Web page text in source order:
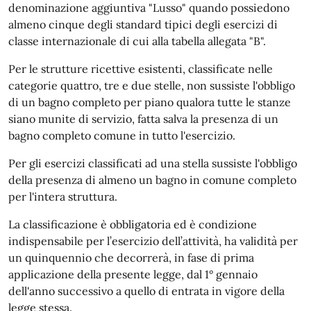
denominazione aggiuntiva "Lusso" quando possiedono
almeno cinque degli standard tipici degli esercizi di
classe internazionale di cui alla tabella allegata "B".
Per le strutture ricettive esistenti, classificate nelle
categorie quattro, tre e due stelle, non sussiste l'obbligo
di un bagno completo per piano qualora tutte le stanze
siano munite di servizio, fatta salva la presenza di un
bagno completo comune in tutto l'esercizio.
Per gli esercizi classificati ad una stella sussiste l'obbligo
della presenza di almeno un bagno in comune completo
per l'intera struttura.
La classificazione è obbligatoria ed è condizione
indispensabile per l’esercizio dell’attività, ha validità per
un quinquennio che decorrerà, in fase di prima
applicazione della presente legge, dal 1° gennaio
dell'anno successivo a quello di entrata in vigore della
legge stessa.